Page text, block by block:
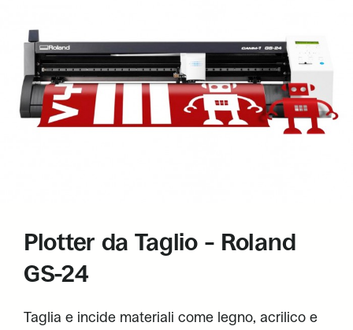
Plotter da Taglio – Roland
GS-24
Taglia e incide materiali come legno, acrilico e